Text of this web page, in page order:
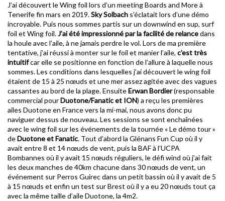
J’ai découvert le Wing foil lors d’un meeting Boards and More à
Tenerife fin mars en 2019.Sky Solbach s’éclatait lors d’une démo
incroyable. Puis nous sommes partis sur un downwind en sup, surf
foil et Wing foil.J’ai été impressionné par la facilité de relancedans
la houle avec l’aile, à ne jamais perdre le vol. Lors de ma première
tentative, j’ai réussi à monter sur le foil et manier l’aile, c’est très
intuitifcar elle se positionne en fonction de l’allure à laquelle nous
sommes. Les conditions dans lesquelles j’ai découvert le wing foil
étaient de 15 à 25 nœuds et une mer assez agitée avec des vagues
cassantes au bord de la plage. EnsuiteErwan Bordier(responsable
commercial pourDuotone/Fanatic et ION) a reçu les premières
ailes Duotone en France vers la mi-mai, nous avons donc pu
naviguer dessus de nouveau. Les sessions se sont enchaînées
avec le wing foil sur les événements de la tournée « Le démo tour »
deDuotone et Fanatic. Tout d’abord la Glénans Fun Cup où il y
avait entre 8 et 14 nœuds de vent, puis la BAF à l’UCPA
Bombannes où il y avait 15 nœuds réguliers, le défi wind où j’ai fait
les deux manches de 40km chacune dans 30 nœuds de vent, un
événement sur Perros Guirec dans un petit bassin où il y avait de 5
à 15 nœuds et enfin un test sur Brest où il y a eu 20 nœuds tout ça
avec la même taille d’aile Duotone, la 4m2.